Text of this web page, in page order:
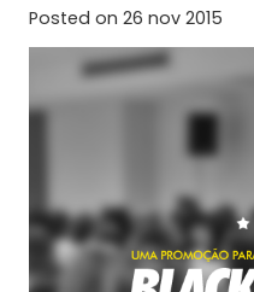
Posted on 26 nov 2015